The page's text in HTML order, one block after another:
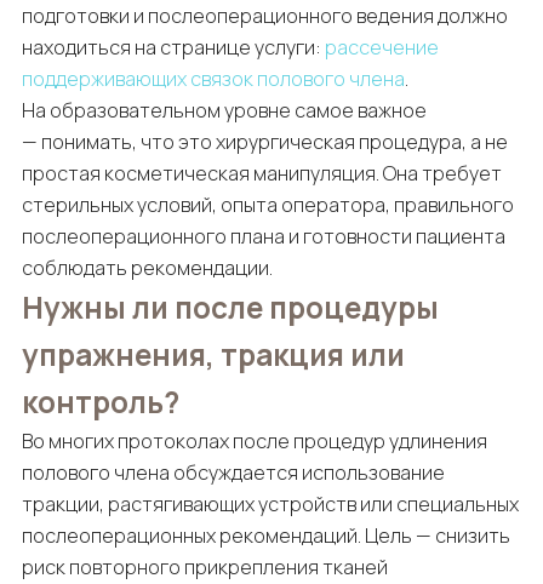
подготовки и послеоперационного ведения должно
находиться на странице услуги: рассечение
поддерживающих связок полового члена.
На образовательном уровне самое важное
— понимать, что это хирургическая процедура, а не
простая косметическая манипуляция. Она требует
стерильных условий, опыта оператора, правильного
послеоперационного плана и готовности пациента
соблюдать рекомендации.
Нужны ли после процедуры
упражнения, тракция или
контроль?
Во многих протоколах после процедур удлинения
полового члена обсуждается использование
тракции, растягивающих устройств или специальных
послеоперационных рекомендаций. Цель — снизить
риск повторного прикрепления тканей